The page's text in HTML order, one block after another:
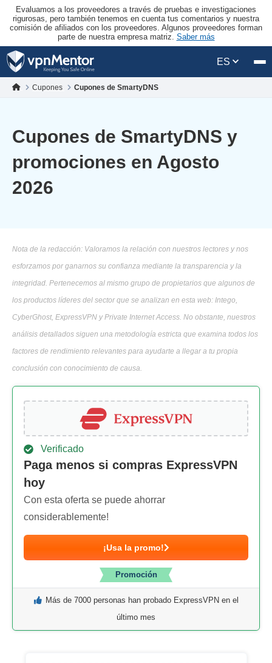
Evaluamos a los proveedores a través de pruebas e investigaciones
rigurosas, pero también tenemos en cuenta tus comentarios y nuestra
comisión de afiliados con los proveedores. Algunos proveedores forman
parte de nuestra empresa matriz. Saber más
ES
Cupones Cupones de SmartyDNS
Cupones de SmartyDNS y
promociones en Agosto
2026
Nota de la redacción: Valoramos la relación con nuestros lectores y nos
esforzamos por ganarnos su confianza mediante la transparencia y la
integridad. Pertenecemos al mismo grupo de propietarios que algunos de
los productos líderes del sector que se analizan en esta web: Intego,
CyberGhost, ExpressVPN y Private Internet Access. No obstante, nuestros
análisis detallados siguen una metodología estricta que examina todos los
factores de rendimiento relevantes para ayudarte a llegar a tu propia
conclusión con conocimiento de causa.
Verificado
Paga menos si compras ExpressVPN
hoy
Con esta oferta se puede ahorrar
considerablemente!
¡Usa la promo!
Promoción
Más de 7000 personas han probado ExpressVPN en el
último mes